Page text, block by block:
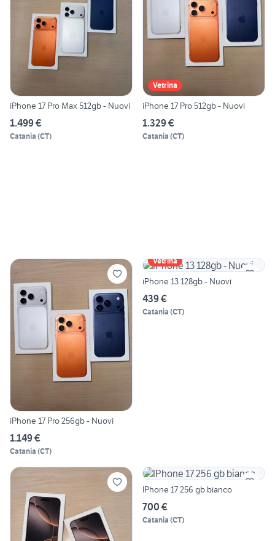
iPhone 17 Pro Max 512gb - Nuovi
1.499 €
Catania (CT)
Vetrina
iPhone 17 Pro 512gb - Nuovi
1.329 €
Catania (CT)
iPhone 17 Pro 256gb - Nuovi
1.149 €
Catania (CT)
Vetrina
iPhone 13 128gb - Nuovi
439 €
Catania (CT)
IPhone 17 256 gb bianco
700 €
Catania (CT)